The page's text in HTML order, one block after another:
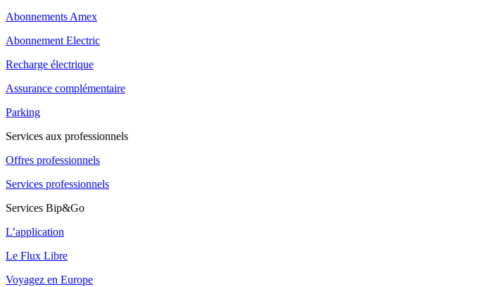
Abonnements Amex
Abonnement Electric
Recharge électrique
Assurance complémentaire
Parking
Services aux professionnels
Offres professionnels
Services professionnels
Services Bip&Go
L’application
Le Flux Libre
Voyagez en Europe